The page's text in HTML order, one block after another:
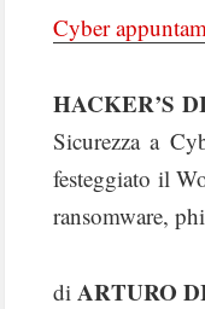
Cyber
HACKER’S
Sicurezza a
festeggiato il
ransomware,
di ARTURO